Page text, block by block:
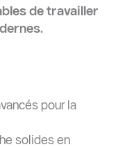
de travailler
pour la
solides en